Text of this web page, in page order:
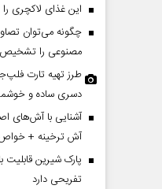
این غذای لاکچری را ۱۵ دقیقه‌ای آماده کنید
چگونه می‌توان
مصنوعی را تشخیص
طرز تهیه تارت
دسری ساده و
آشنایی با آش‌های
آش ترخینه +
پارک شیرین قابلیت‌
تفریحی دارد
ضدایرانی
تغییر نکرده است
- کارشناس ارشد مسائل آمریکا